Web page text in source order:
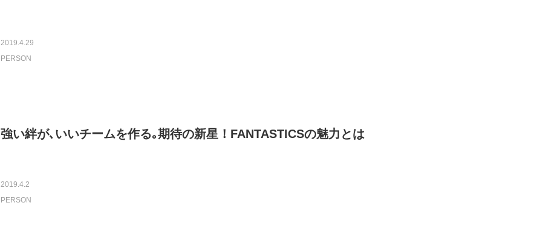
2019.4.29
PERSON
強い絆が､いいチームを作る｡期待の新星！FANTASTICSの魅力とは
2019.4.2
PERSON